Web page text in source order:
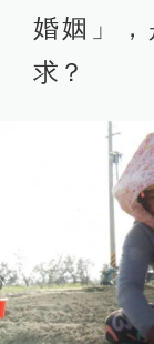
婚姻」
求？